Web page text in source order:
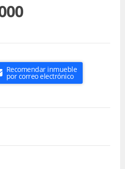
Recomendar inmueble
por correo electrónico